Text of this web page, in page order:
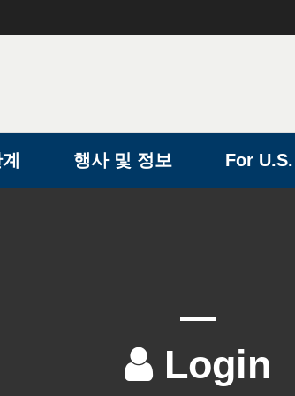
행사 및 정보 For
Login